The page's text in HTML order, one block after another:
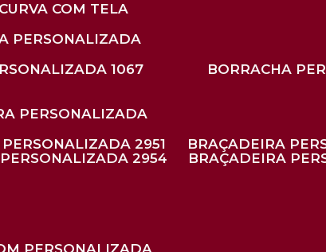
COM TELA
PERSONALIZADA
1067
BORRACHA
PERSONALIZADA
PERSONALIZADA 2951
BRAÇADEIRA
PERSONALIZADA 2954
BRAÇADEIRA
PERSONALIZADA